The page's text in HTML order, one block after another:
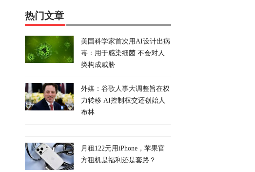
热门文章
美国科学家首次用AI设计出病
毒：用于感染细菌 不会对人
类构成威胁
外媒：谷歌人事大调整旨在权
力转移 AI控制权交还创始人
布林
月租122元用iPhone，苹果官
方租机是福利还是套路？